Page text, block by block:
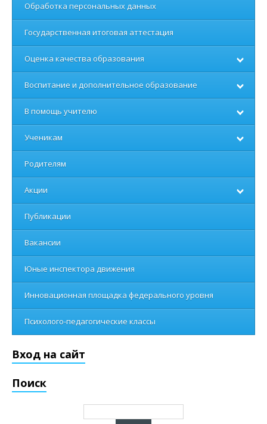
Обработка персональных данных
Государственная итоговая аттестация
Оценка качества образования
Воспитание и дополнительное образование
В помощь учителю
Ученикам
Родителям
Акции
Публикации
Вакансии
Юные инспектора движения
Инновационная площадка федерального уровня
Психолого-педагогические классы
Вход на сайт
Поиск